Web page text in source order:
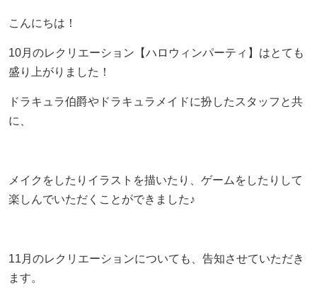
イベント
セミナー
相談会
こんにちは！
10月のレクリエーション【ハロウィンパーティ】はとても
盛り上がりました！
ドラキュラ伯爵やドラキュラメイドに扮したスタッフと共
に、
メイクをしたりイラストを描いたり、ゲームをしたりして
楽しんでいただくことができました♪
11月のレクリエーションについても、告知させていただき
ます。
き合わせてあげましょう
【保護者さまインタビュー】REOはやっと巡り会
えた場所、自分自身の価値観が大きく変わりました
もっと見る
不登校の子どもの新しい学びの場
【千葉県版】不登校からの高校受験ガイド｜令和8
年度入試で確認したい配慮制度
もっと見る
できる支え方
天才には不登校経験者が多い！不登校の先にある、
それぞれの才能
もっと見る